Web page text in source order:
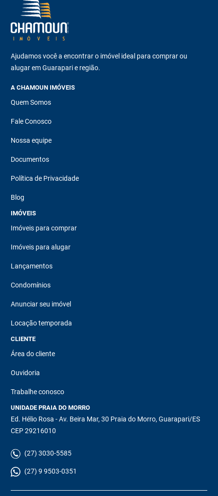
Ajudamos você a encontrar o imóvel ideal para comprar ou
alugar em Guarapari e região.
A CHAMOUN IMÓVEIS
Quem Somos
Fale Conosco
Nossa equipe
Documentos
Política de Privacidade
Blog
IMÓVEIS
Imóveis para comprar
Imóveis para alugar
Lançamentos
Condomínios
Anunciar seu imóvel
Locação temporada
CLIENTE
Área do cliente
Ouvidoria
Trabalhe conosco
UNIDADE PRAIA DO MORRO
Ed. Hélio Rosa - Av. Beira Mar, 30 Praia do Morro, Guarapari/ES
CEP 29216010
(27) 3030-5585
(27) 9 9503-0351